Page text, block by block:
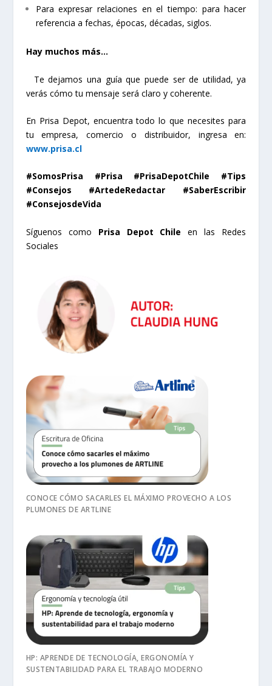
Para expresar relaciones en el tiempo: para hacer
referencia a fechas, épocas, décadas, siglos.
Hay muchos más…
Te dejamos una guía que puede ser de utilidad, ya
verás cómo tu mensaje será claro y coherente.
En Prisa Depot, encuentra todo lo que necesites para
tu empresa, comercio o distribuidor, ingresa en:
www.prisa.cl
#SomosPrisa #Prisa #PrisaDepotChile #Tips
#Consejos #ArtedeRedactar #SaberEscribir
#ConsejosdeVida
Síguenos como Prisa Depot Chile en las Redes
Sociales
CONOCE CÓMO SACARLES EL MÁXIMO PROVECHO A LOS
PLUMONES DE ARTLINE
HP: APRENDE DE TECNOLOGÍA, ERGONOMÍA Y
SUSTENTABILIDAD PARA EL TRABAJO MODERNO